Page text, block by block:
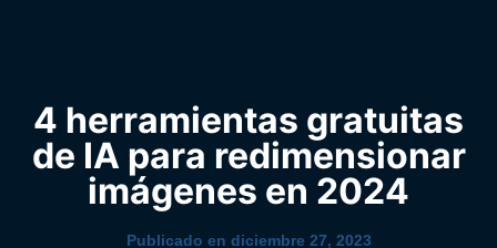
4 herramientas gratuitas
de IA para redimensionar
imágenes en 2024
Publicado en diciembre 27, 2023